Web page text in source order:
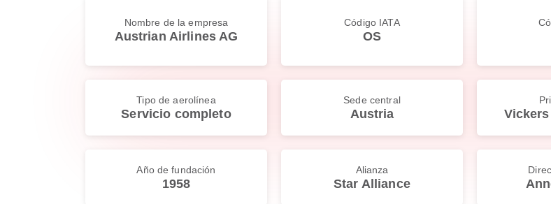
Nombre de la empresa
Austrian Airlines AG
Código IATA
OS
Tipo de aerolínea
Servicio completo
Sede central
Austria
Año de fundación
1958
Alianza
Star Alliance